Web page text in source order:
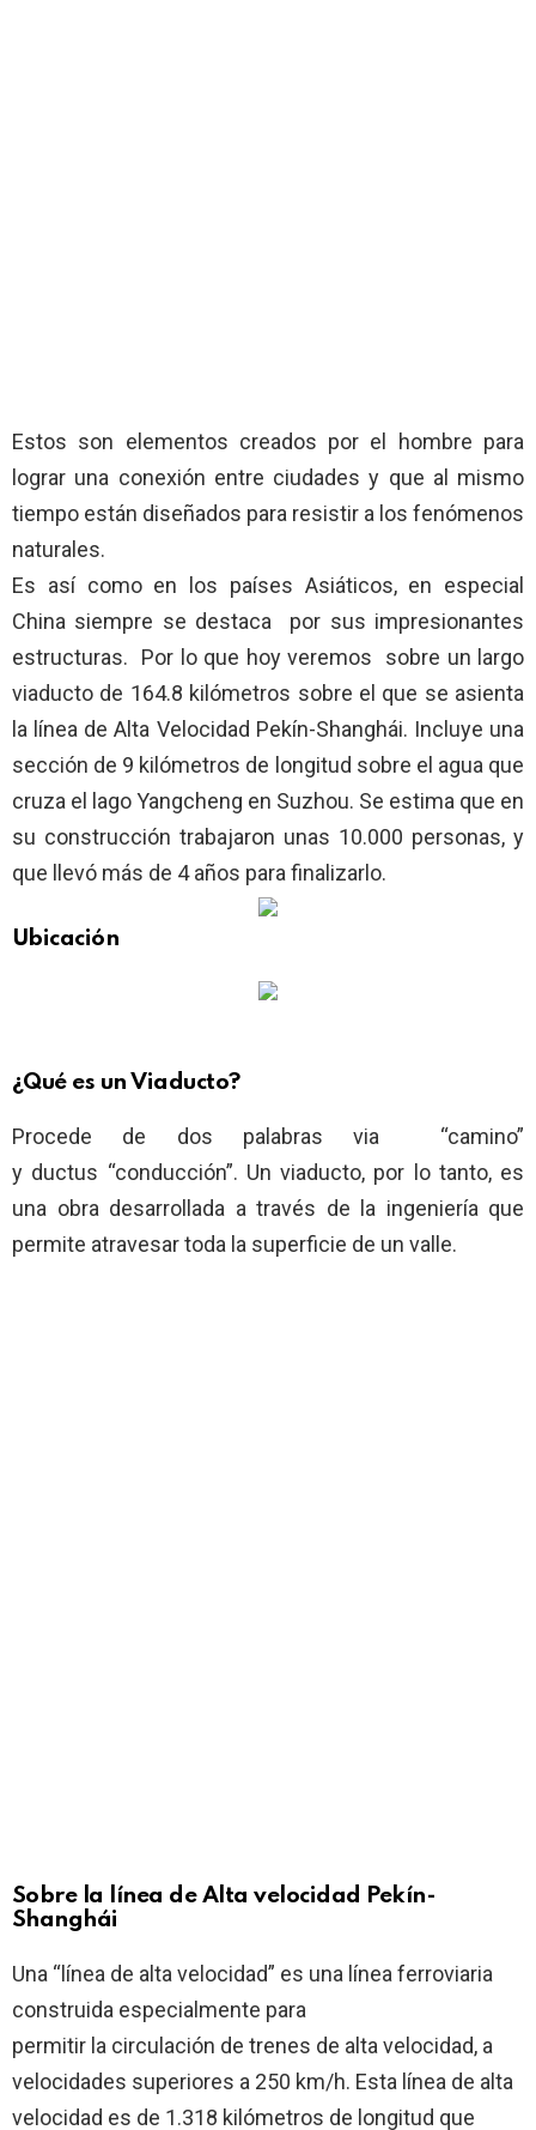
Estos son elementos creados por el hombre para
lograr una conexión entre ciudades y que al mismo
tiempo están diseñados para resistir a los fenómenos
naturales.
Es así como en los países Asiáticos, en especial
China siempre se destaca por sus impresionantes
estructuras. Por lo que hoy veremos sobre un largo
viaducto de 164.8 kilómetros sobre el que se asienta
la línea de Alta Velocidad Pekín-Shanghái. Incluye una
sección de 9 kilómetros de longitud sobre el agua que
cruza el lago Yangcheng en Suzhou. Se estima que en
su construcción trabajaron unas 10.000 personas, y
que llevó más de 4 años para finalizarlo.
Ubicación
¿Qué es un Viaducto?
Procede de dos palabras via “camino”
y ductus “conducción”. Un viaducto, por lo tanto, es
una obra desarrollada a través de la ingeniería que
permite atravesar toda la superficie de un valle.
Sobre la línea de Alta velocidad Pekín-
Shanghái
Una “línea de alta velocidad” es una línea ferroviaria
construida especialmente para
permitir la circulación de trenes de alta velocidad, a
velocidades superiores a 250 km/h. Esta línea de alta
velocidad es de 1.318 kilómetros de longitud que